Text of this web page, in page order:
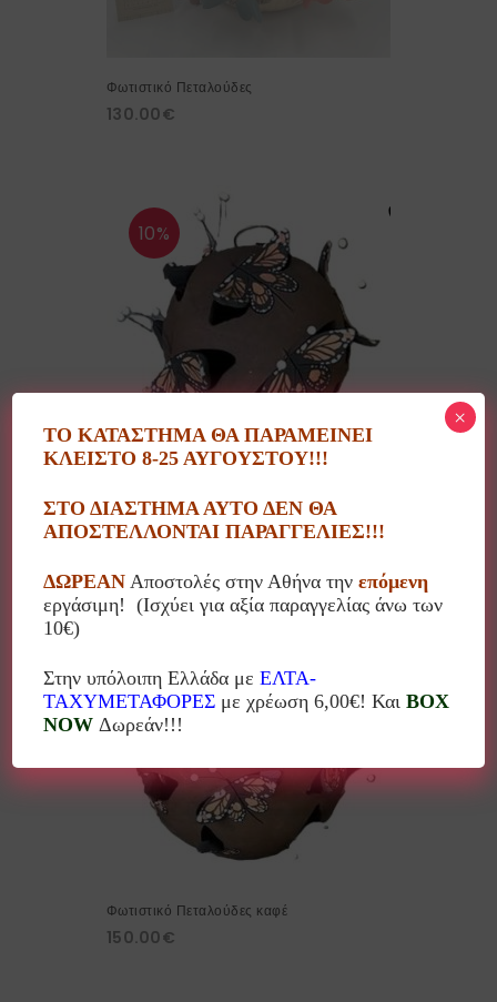
Φωτιστικό Πεταλούδες
130.00€
10%
Φανάρι Πεταλούδες καφέ
74.00€
Φωτιστικό Πεταλούδες καφέ
150.00€
ΤΟ ΚΑΤΑΣΤΗΜΑ ΘΑ ΠΑΡΑΜΕΙΝΕΙ
ΚΛΕΙΣΤΟ 8-25 ΑΥΓΟΥΣΤΟΥ!!!
ΣΤΟ ΔΙΑΣΤΗΜΑ ΑΥΤΟ ΔΕΝ ΘΑ
ΑΠΟΣΤΕΛΛΟΝΤΑΙ ΠΑΡΑΓΓΕΛΙΕΣ!!!
ΔΩΡΕΑΝ Αποστολές στην Αθήνα τηνεπόμενη
εργάσιμη! (Ισχύει για αξία παραγγελίας άνω των
10€)
Στην υπόλοιπη Ελλάδα μεΕΛΤΑ-
ΤΑΧΥΜΕΤΑΦΟΡΕΣ με χρέωση 6,00€! ΚαιBOX
NOW Δωρεάν!!!
×